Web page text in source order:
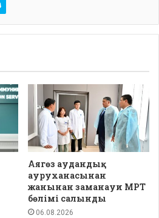
Аягөз аудандық
ауруханасынан
жанынан заманауи МРТ
бөлімі салынды
06.08.2026